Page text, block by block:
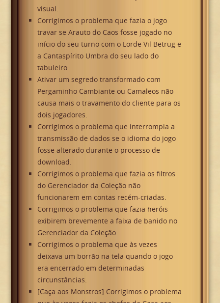
visual.
Corrigimos o problema que fazia o jogo
travar se Arauto do Caos fosse jogado no
início do seu turno com o Lorde Vil Betrug e
a Cantaspírito Umbra do seu lado do
tabuleiro.
Ativar um segredo transformado com
Pergaminho Cambiante ou Camaleos não
causa mais o travamento do cliente para os
dois jogadores.
Corrigimos o problema que interrompia a
transmissão de dados se o idioma do jogo
fosse alterado durante o processo de
download.
Corrigimos o problema que fazia os filtros
do Gerenciador da Coleção não
funcionarem em contas recém-criadas.
Corrigimos o problema que fazia heróis
exibirem brevemente a faixa de banido no
Gerenciador da Coleção.
Corrigimos o problema que às vezes
deixava um borrão na tela quando o jogo
era encerrado em determinadas
circunstâncias.
[Caça aos Monstros] Corrigimos o problema